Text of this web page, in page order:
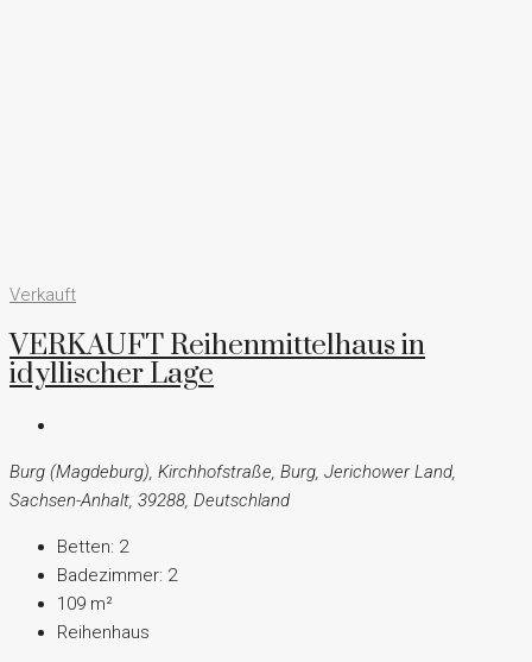
Verkauft
VERKAUFT Reihenmittelhaus in
idyllischer Lage
Burg (Magdeburg), Kirchhofstraße, Burg, Jerichower Land,
Sachsen-Anhalt, 39288, Deutschland
Betten: 2
Badezimmer: 2
109 m²
Reihenhaus